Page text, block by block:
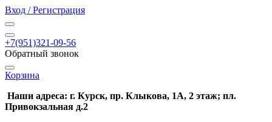
Вход / Регистрация
+7(951)321-09-56
Обратный звонок
Корзина
Наши адреса: г. Курск, пр. Клыкова, 1А, 2 этаж; пл.
Привокзальная д.2